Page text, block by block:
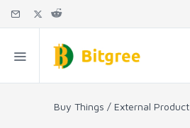
Buy Things / External Product